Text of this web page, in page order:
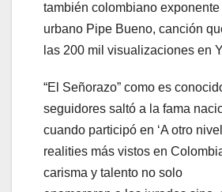
también colombiano
urbano Pipe Bueno, canción
las 200 mil visualizaciones en
“El Señorazo” como es
seguidores saltó a la fama
cuando participó en ‘A otro
realities más vistos en
carisma y talento no solo